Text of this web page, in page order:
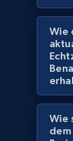
Amazon
products
Title, Seller
price,
Wie
Wie